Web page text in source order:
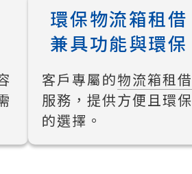
環保物流箱租借
兼具功能與環保
客戶專屬的物流箱租借
服務，提供方便且環保
的選擇。